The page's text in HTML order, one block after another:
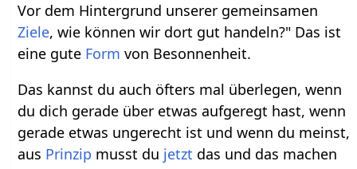
Vor dem Hintergrund unserer gemeinsamen
Ziele, wie können wir dort gut handeln?" Das ist
eine gute Form von Besonnenheit.
Das kannst du auch öfters mal überlegen, wenn
du dich gerade über etwas aufgeregt hast, wenn
gerade etwas ungerecht ist und wenn du meinst,
aus Prinzip musst du jetzt das und das machen